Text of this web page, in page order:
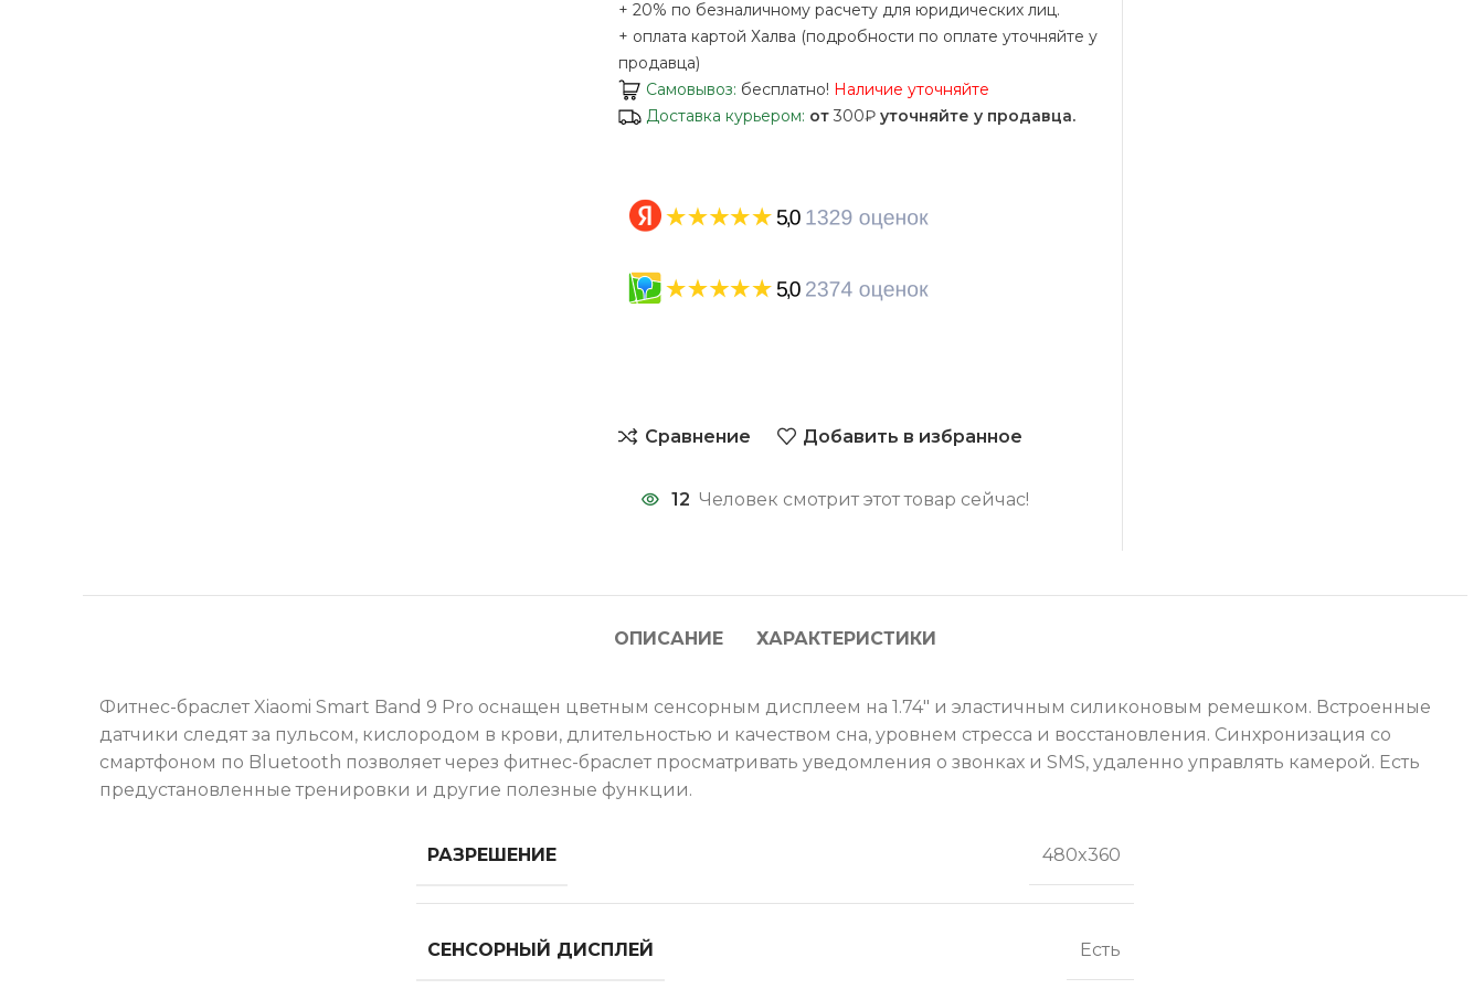
+ 20% по безналичному расчету для юридических лиц.
+ оплата картой Халва (подробности по оплате уточняйте у
продавца)
Самовывоз: бесплатно! Наличие уточняйте
Доставка курьером: от 300₽уточняйте у продавца.
Сравнение Добавить в избранное
12 Человек смотрит этот товар сейчас!
ОПИСАНИЕ ХАРАКТЕРИСТИКИ
Фитнес-браслет Xiaomi Smart Band 9 Pro оснащен цветным сенсорным дисплеем на 1.74" и эластичным силиконовым ремешком. Встроенные
датчики следят за пульсом, кислородом в крови, длительностью и качеством сна, уровнем стресса и восстановления. Синхронизация со
смартфоном по Bluetooth позволяет через фитнес-браслет просматривать уведомления о звонках и SMS, удаленно управлять камерой. Есть
предустановленные тренировки и другие полезные функции.
РАЗРЕШЕНИЕ 480x360
СЕНСОРНЫЙ ДИСПЛЕЙ Есть